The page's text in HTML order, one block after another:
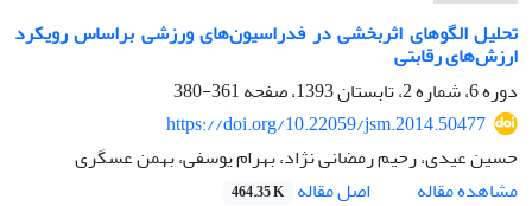
تحلیل الگوهای اثربخشی در فدراسیون‌های ورزشی براساس رویکرد
ارزش‌های رقابتی
دوره 6، شماره 2، تابستان 1393، صفحه
361-380
https://doi.org/10.22059/jsm.2014.50477
حسین عیدی، رحیم رمضانی نژاد، بهرام یوسفی، بهمن عسگری
مشاهده مقاله
اصل مقاله 464.35 K